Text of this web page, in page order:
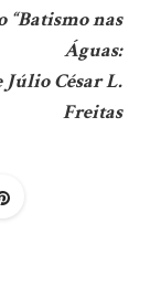
nas
Águas:
César L.
Freitas